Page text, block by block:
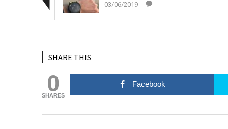
03/06/2019
SHARE THIS
0
SHARES
Facebook